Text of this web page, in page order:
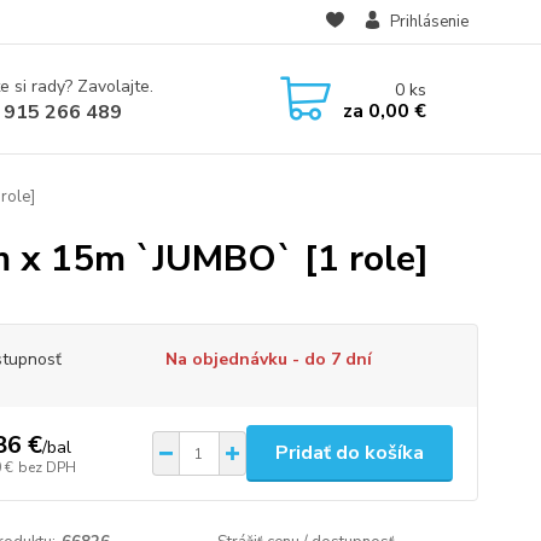
Prihlásenie
si rady? Zavolajte.
266 489
0ks
za 0,00 €
x 15m `JUMBO` [1 role]
Na objednávku - do 7 dní
€/bal
€ bez DPH
Pridať do košíka